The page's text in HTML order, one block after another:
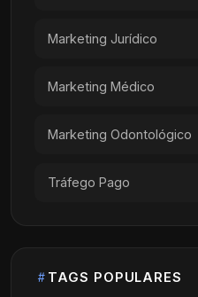
Marketing Jurídico
Marketing Médico
Marketing Odontológico
Tráfego Pago
TAGS POPULARES